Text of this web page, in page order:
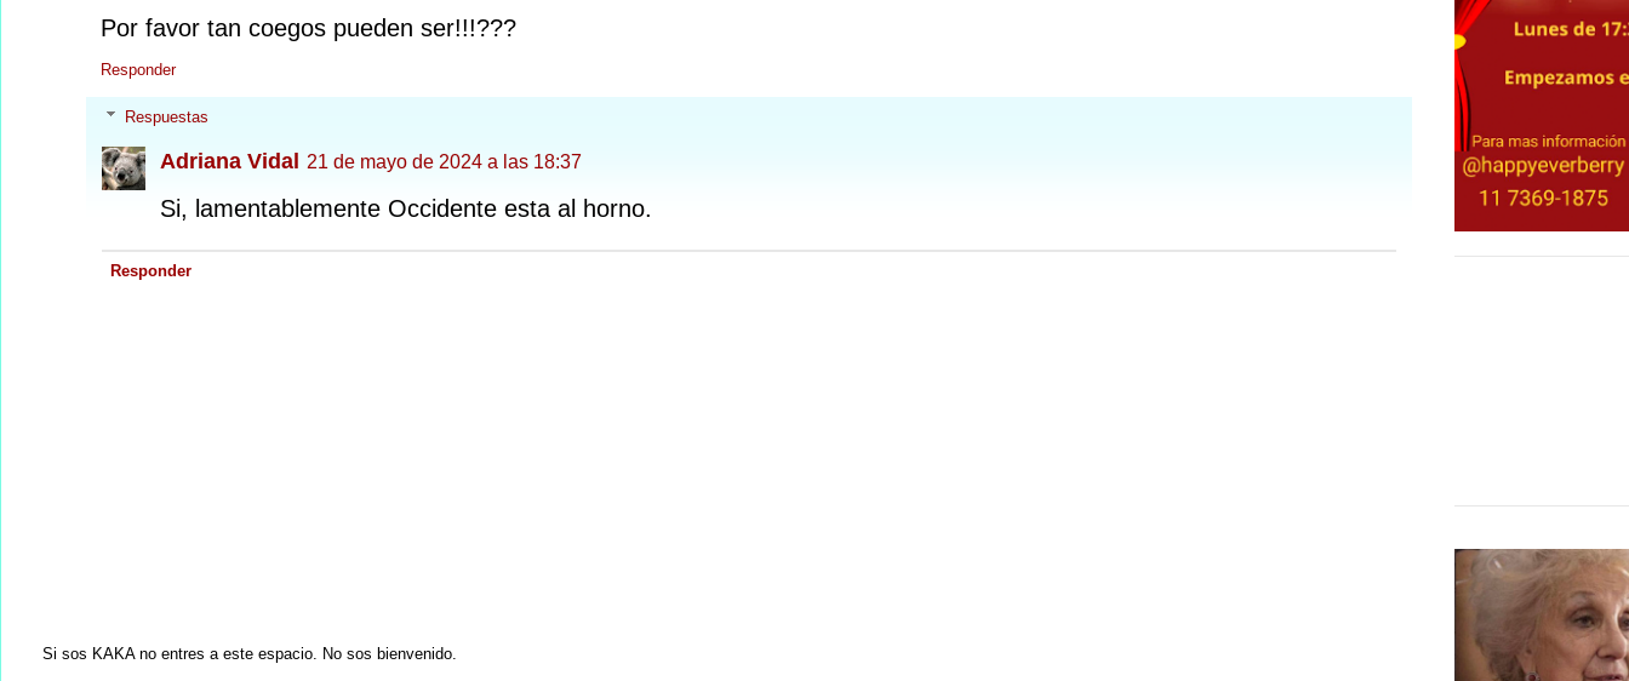
Por favor tan coegos pueden ser!!!???
Responder
Respuestas
Adriana Vidal 21 de mayo de 2024 a las 18:37
Si, lamentablemente Occidente esta al horno.
Responder
Si sos KAKA no entres a este espacio. No sos bienvenido.